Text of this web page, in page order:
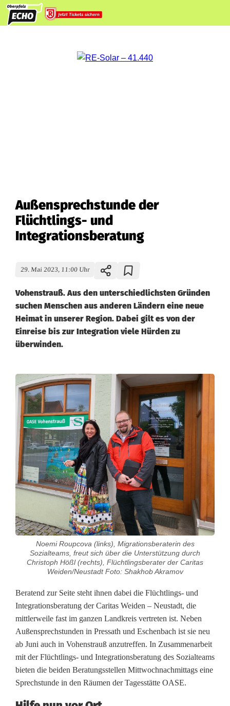
Außensprechstunde der
Flüchtlings- und
Integrationsberatung
29. Mai 2023, 11:00 Uhr
Vohenstrauß. Aus den unterschiedlichsten Gründen
suchen Menschen aus anderen Ländern eine neue
Heimat in unserer Region. Dabei gilt es von der
Einreise bis zur Integration viele Hürden zu
überwinden.
A
u
ß
e
n
s
r
e
s
t
u
n
d
Noemi Roupcova (links), Migrationsberaterin des
Sozialteams, freut sich über die Unterstützung durch
Christoph Hößl (rechts), Flüchtlingsberater der Caritas
Weiden/Neustadt Foto: Shakhob Akramov
Beratend zur Seite steht ihnen dabei die Flüchtlings- und
Integrationsberatung der Caritas Weiden – Neustadt, die
mittlerweile fast im ganzen Landkreis vertreten ist. Neben
Außensprechstunden in Pressath und Eschenbach ist sie neu
ab Juni auch in Vohenstrauß anzutreffen. In Zusammenarbeit
mit der Flüchtlings- und Integrationsberatung des Sozialteams
bieten die beiden Beratungsstellen Mittwochnachmittags eine
Sprechstunde in den Räumen der Tagesstätte OASE.